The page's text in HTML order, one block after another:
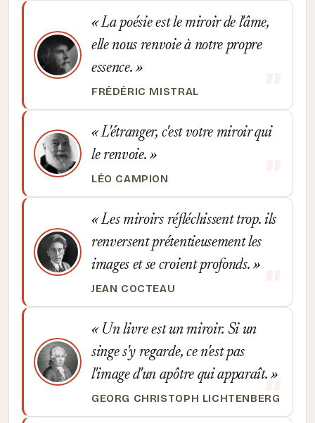
La poésie est le miroir de l'âme,
elle nous renvoie à notre propre
essence.
FRÉDÉRIC MISTRAL
L'étranger, c'est votre miroir qui
le renvoie.
LÉO CAMPION
Les miroirs réfléchissent trop. ils
renversent prétentieusement les
images et se croient profonds.
JEAN COCTEAU
Un livre est un miroir. Si un
singe s'y regarde, ce n'est pas
l'image d'un apôtre qui apparaît.
GEORG CHRISTOPH LICHTENBERG